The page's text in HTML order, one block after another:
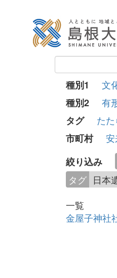
種別1 文
種別2 有
タグ たた
市町村
絞り込み
タグ 日本
一覧
金屋子神社